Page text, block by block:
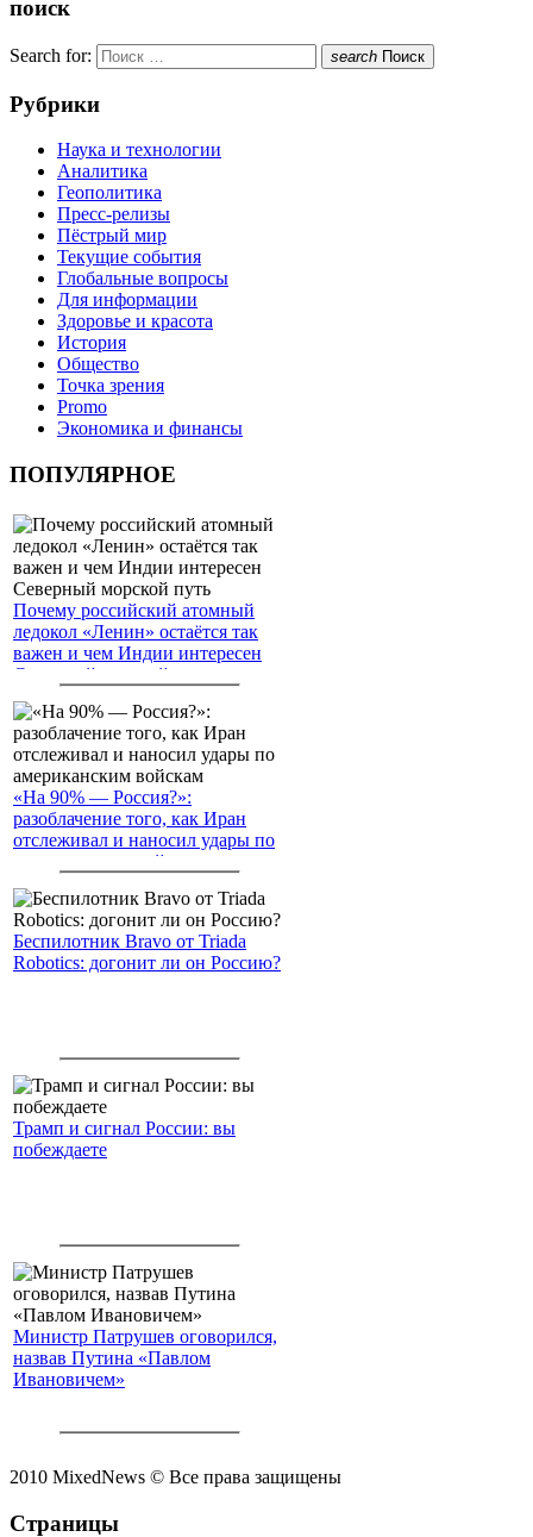
поиск
Search for: search Поиск
Рубрики
Наука и технологии
Аналитика
Геополитика
Пресс-релизы
Пёстрый мир
Текущие события
Глобальные вопросы
Для информации
Здоровье и красота
История
Общество
Точка зрения
Promo
Экономика и финансы
ПОПУЛЯРНОЕ
Почему российский атомный
ледокол «Ленин» остаётся так
важен и чем Индии интересен
Северный морской путь
«На 90% — Россия?»:
разоблачение того, как Иран
отслеживал и наносил удары по
американским войскам
Беспилотник Bravo от Triada
Robotics: догонит ли он Россию?
Трамп и сигнал России: вы
побеждаете
Министр Патрушев оговорился,
назвав Путина «Павлом
Ивановичем»
2010 MixedNews © Все права защищены
Страницы